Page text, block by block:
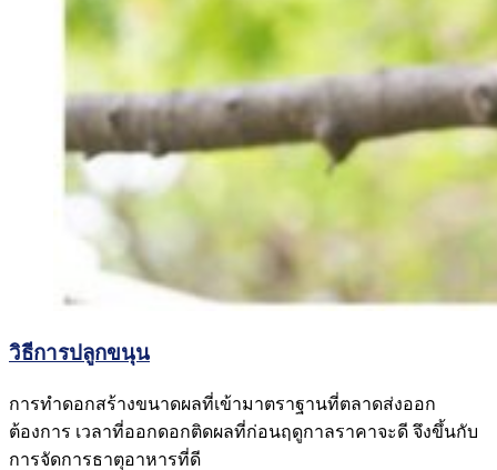
วิธีการปลูกขนุน
การทำดอกสร้างขนาดผลที่เข้ามาตราฐานที่ตลาดส่งออก
ต้องการ เวลาที่ออกดอกติดผลที่ก่อนฤดูกาลราคาจะดี จึงขึ้นกับ
การจัดการธาตุอาหารที่ดี